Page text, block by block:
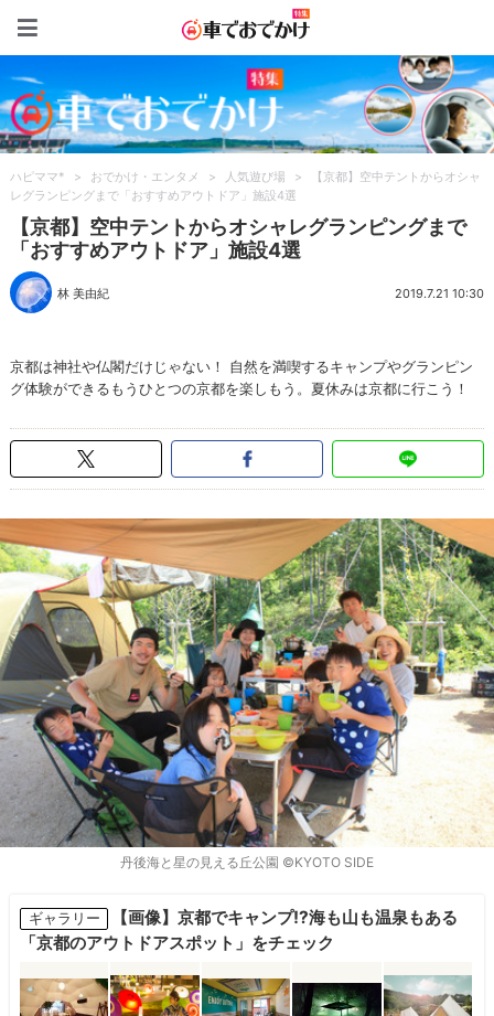
ハピママ* > おでかけ・エンタメ > 人気遊び場 >
【京都】空中テントからオシャ
レグランピングまで「おすすめアウトドア」施設4選
【京都】空中テントからオシャレグランピングまで
「おすすめアウトドア」施設4選
林 美由紀 2019.7.21 10:30
京都は神社や仏閣だけじゃない！ 自然を満喫するキャンプやグランピン
グ体験ができるもうひとつの京都を楽しもう。夏休みは京都に行こう！
丹後海と星の見える丘公園 ©KYOTO SIDE
ギャラリー
【画像】京都でキャンプ⁉海も山も温泉もある
「京都のアウトドアスポット」をチェック